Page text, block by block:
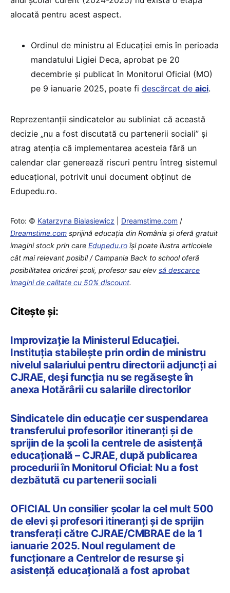
alocată pentru acest aspect.
Ordinul de ministru al Educației emis în perioada
mandatului Ligiei Deca, aprobat pe 20
decembrie și publicat în Monitorul Oficial (MO)
pe 9 ianuarie 2025, poate fi descărcat de aici.
Reprezentanții sindicatelor au subliniat că această
decizie „nu a fost discutată cu partenerii sociali” și
atrag atenția că implementarea acesteia fără un
calendar clar generează riscuri pentru întreg sistemul
educațional, potrivit unui document obținut de
Edupedu.ro.
Foto: © Katarzyna Bialasiewicz Dreamstime.com /
Dreamstime.com sprijină educaţia din România şi oferă gratuit
imagini stock prin care Edupedu.ro îşi poate ilustra articolele
cât mai relevant posibil / Campania Back to school oferă
posibilitatea oricărei școli, profesor sau elev să descarce
imagini de calitate cu 50% discount.
Citește și:
Improvizație la Ministerul Educației.
Instituția stabilește prin ordin de ministru
nivelul salariului pentru directorii adjuncți ai
CJRAE, deși funcția nu se regăsește în
anexa Hotărârii cu salariile directorilor
Sindicatele din educație cer suspendarea
transferului profesorilor itineranți și de
sprijin de la școli la centrele de asistență
educațională – CJRAE, după publicarea
procedurii în Monitorul Oficial: Nu a fost
dezbătută cu partenerii sociali
OFICIAL Un consilier școlar la cel mult 500
de elevi și profesori itineranți și de sprijin
transferați către CJRAE/CMBRAE de la 1
ianuarie 2025. Noul regulament de
funcționare a Centrelor de resurse și
asistență educațională a fost aprobat